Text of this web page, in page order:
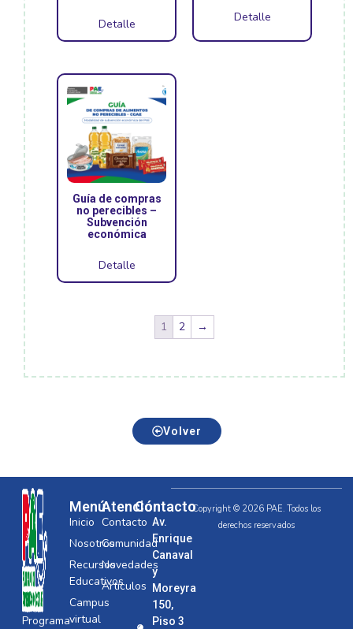
Detalle Detalle
Guía de compras
no perecibles –
Subvención
económica
Detalle
1 2 →
Volver
Programa
Menú
Inicio
Nosotros
Recursos
Educativos
Campus
virtual
Atención
Contacto
Comunidad
Novedades
Artículos
Contacto
Av.
Enrique
Canaval
y
Moreyra
150,
Piso 3
Copyright © 2026 PAE. Todos los
derechos reservados